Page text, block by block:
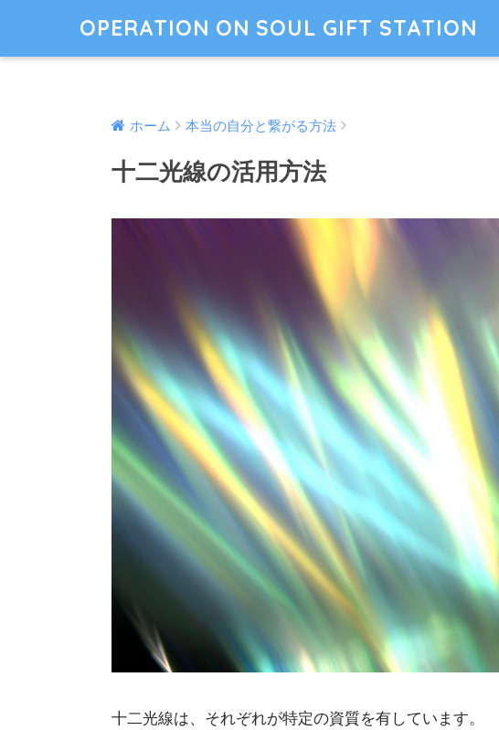
OPERATION ON SOUL GIFT STATION
ホーム 本当の自分と繋がる方法
十二光線の活用方法
十二光線は、それぞれが特定の資質を有しています。